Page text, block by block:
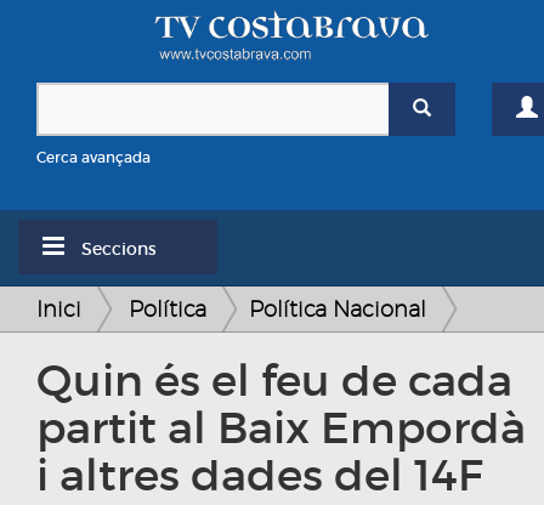
Cerca avançada
Seccions
Inici Política Política Nacional
Quin és el feu de cada
partit al Baix Empordà
i altres dades del 14F